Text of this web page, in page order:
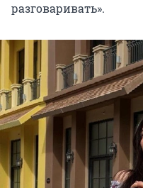
разговаривать».